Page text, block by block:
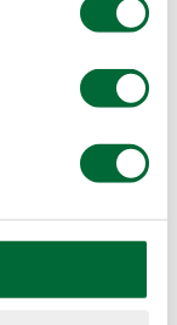
toe en zet
op de pot van
voeg koffie
gram, dus
rugzak.